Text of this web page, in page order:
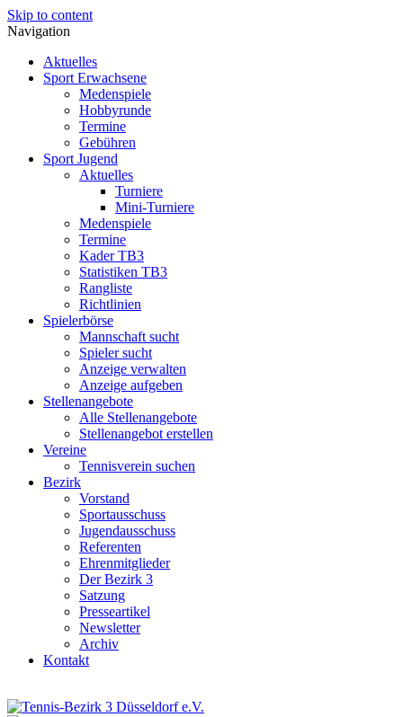
Skip to content
Navigation
Aktuelles
Sport Erwachsene
Medenspiele
Hobbyrunde
Termine
Gebühren
Sport Jugend
Aktuelles
Turniere
Mini-Turniere
Medenspiele
Termine
Kader TB3
Statistiken TB3
Rangliste
Richtlinien
Spielerbörse
Mannschaft sucht
Spieler sucht
Anzeige verwalten
Anzeige aufgeben
Stellenangebote
Alle Stellenangebote
Stellenangebot erstellen
Vereine
Tennisverein suchen
Bezirk
Vorstand
Sportausschuss
Jugendausschuss
Referenten
Ehrenmitglieder
Der Bezirk 3
Satzung
Presseartikel
Newsletter
Archiv
Kontakt